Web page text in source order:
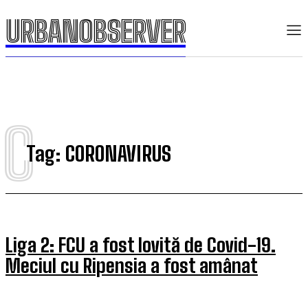
URBANOBSERVER
URBANOBSERVER
Tag: CORONAVIRUS
C
Liga 2: FCU a fost lovită de Covid-19.
Meciul cu Ripensia a fost amânat